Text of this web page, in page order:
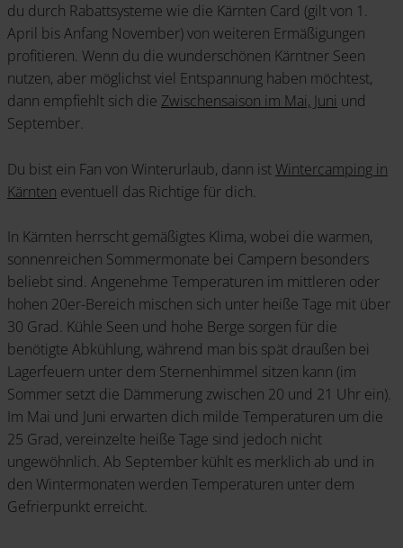
du durch Rabattsysteme wie die Kärnten Card (gilt von 1.
April bis Anfang November) von weiteren Ermäßigungen
profitieren. Wenn du die wunderschönen Kärntner Seen
nutzen, aber möglichst viel Entspannung haben möchtest,
dann empfiehlt sich die Zwischensaison im Mai, Juni und
September.
Du bist ein Fan von Winterurlaub, dann istWintercamping in
Kärnten eventuell das Richtige für dich.
In Kärnten herrscht gemäßigtes Klima, wobei die warmen,
sonnenreichen Sommermonate bei Campern besonders
beliebt sind. Angenehme Temperaturen im mittleren oder
hohen 20er-Bereich mischen sich unter heiße Tage mit über
30 Grad. Kühle Seen und hohe Berge sorgen für die
benötigte Abkühlung, während man bis spät draußen bei
Lagerfeuern unter dem Sternenhimmel sitzen kann (im
Sommer setzt die Dämmerung zwischen 20 und 21 Uhr ein).
Im Mai und Juni erwarten dich milde Temperaturen um die
25 Grad, vereinzelte heiße Tage sind jedoch nicht
ungewöhnlich. Ab September kühlt es merklich ab und in
den Wintermonaten werden Temperaturen unter dem
Gefrierpunkt erreicht.